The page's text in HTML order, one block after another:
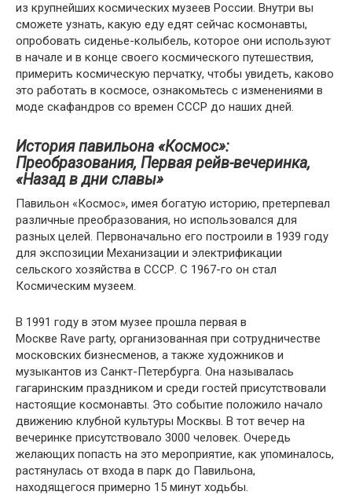
из крупнейших космических музеев России. Внутри вы
сможете узнать, какую еду едят сейчас космонавты,
опробовать сиденье-колыбель, которое они используют
в начале и в конце своего космического путешествия,
примерить космическую перчатку, чтобы увидеть, каково
это работать в космосе, ознакомьтесь с изменениями в
моде скафандров со времен СССР до наших дней.
История павильона «Космос»:
Преобразования, Первая рейв-вечеринка,
«Назад в дни славы»
Павильон «Космос», имея богатую историю, претерпевал
различные преобразования, но использовался для
разных целей. Первоначально его построили в 1939 году
для экспозиции Механизации и электрификации
сельского хозяйства в СССР. С 1967-го он стал
Космическим музеем.
В 1991 году в этом музее прошла первая в
Москве Rave party, организованная при сотрудничестве
московских бизнесменов, а также художников и
музыкантов из Санкт-Петербурга. Она называлась
гагаринским праздником и среди гостей присутствовали
настоящие космонавты. Это событие положило начало
движению клубной культуры Москвы. В тот вечер на
вечеринке присутствовало 3000 человек. Очередь
желающих попасть на это мероприятие, как упоминалось,
растянулась от входа в парк до Павильона,
находящегося примерно 15 минут ходьбы.